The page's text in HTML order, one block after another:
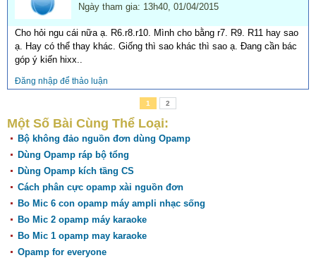
Ngày tham gia: 13h40, 01/04/2015
Cho hỏi ngu cái nữa ạ. R6.r8.r10. Mình cho bằng r7. R9. R11 hay sao
ạ. Hay có thể thay khác. Giống thì sao khác thì sao ạ. Đang cần bác
góp ý kiến hixx..
Đăng nhập để thảo luận
1 2
Một Số Bài Cùng Thể Loại:
Bộ không đảo nguồn đơn dùng Opamp
Dùng Opamp ráp bộ tổng
Dùng Opamp kích tầng CS
Cách phân cực opamp xài nguồn đơn
Bo Mic 6 con opamp máy ampli nhạc sống
Bo Mic 2 opamp máy karaoke
Bo Mic 1 opamp may karaoke
Opamp for everyone